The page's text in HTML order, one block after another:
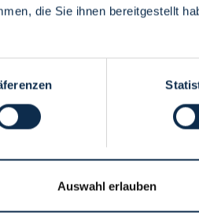
die Sie ihnen bereitgestellt
Auswahl erlauben